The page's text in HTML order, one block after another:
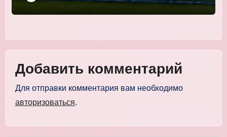
Добавить комментарий
Для отправки комментария вам необходимо
авторизоваться.